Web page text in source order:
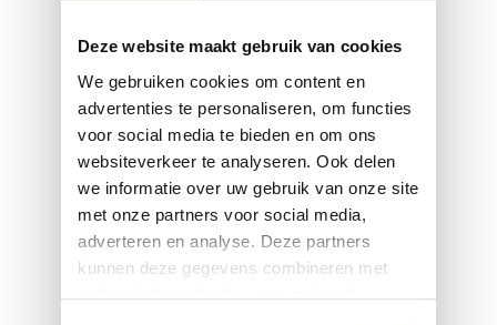
Deze website maakt gebruik van cookies
We gebruiken cookies om content en
advertenties te personaliseren, om functies
voor social media te bieden en om ons
websiteverkeer te analyseren. Ook delen
we informatie over uw gebruik van onze site
met onze partners voor social media,
adverteren en analyse. Deze partners
kunnen deze gegevens combineren met